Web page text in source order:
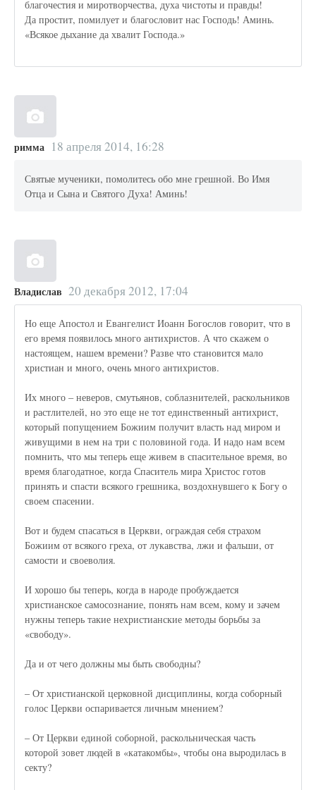
благочестия и миротворчества, духа чистоты и правды!
Да простит, помилует и благословит нас Господь! Аминь.
«Всякое дыхание да хвалит Господа.»
римма 18 апреля 2014, 16:28
Святые мученики, помолитесь обо мне грешной. Во Имя
Отца и Сына и Святого Духа! Аминь!
Владислав 20 декабря 2012, 17:04
Но еще Апостол и Евангелист Иоанн Богослов говорит, что в
его время появилось много антихристов. А что скажем о
настоящем, нашем времени? Разве что становится мало
христиан и много, очень много антихристов.
Их много – неверов, смутьянов, соблазнителей, раскольников
и растлителей, но это еще не тот единственный антихрист,
который попущением Божиим получит власть над миром и
живущими в нем на три с половиной года. И надо нам всем
помнить, что мы теперь еще живем в спасительное время, во
время благодатное, когда Спаситель мира Христос готов
принять и спасти всякого грешника, воздохнувшего к Богу о
своем спасении.
Вот и будем спасаться в Церкви, ограждая себя страхом
Божиим от всякого греха, от лукавства, лжи и фальши, от
самости и своеволия.
И хорошо бы теперь, когда в народе пробуждается
христианское самосознание, понять нам всем, кому и зачем
нужны теперь такие нехристианские методы борьбы за
«свободу».
Да и от чего должны мы быть свободны?
– От христианской церковной дисциплины, когда соборный
голос Церкви оспаривается личным мнением?
– От Церкви единой соборной, раскольническая часть
которой зовет людей в «катакомбы», чтобы она выродилась в
секту?